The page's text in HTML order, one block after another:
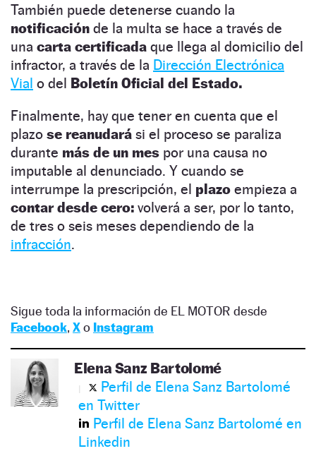
También puede detenerse cuando la
notificación de la multa se hace a través de
una carta certificada que llega al domicilio del
infractor, a través de la Dirección Electrónica
Vial o del Boletín Oficial del Estado.
Finalmente, hay que tener en cuenta que el
plazo se reanudará si el proceso se paraliza
durante más de un mes por una causa no
imputable al denunciado. Y cuando se
interrumpe la prescripción, el plazo empieza a
contar desde cero: volverá a ser, por lo tanto,
de tres o seis meses dependiendo de la
infracción.
Sigue toda la información de EL MOTOR desde
Facebook, Xo Instagram
Elena Sanz Bartolomé
Perfil de Elena Sanz Bartolomé
en Twitter
Perfil de Elena Sanz Bartolomé en
Linkedin